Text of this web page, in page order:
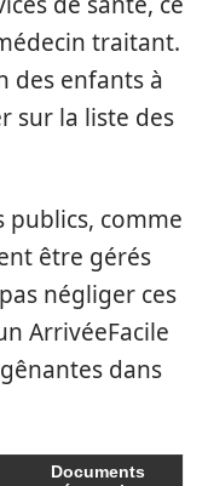
traitant.
des enfants à
sur la liste des
publics, comme
être gérés
négliger ces
ArrivéeFacile
dans
Documents